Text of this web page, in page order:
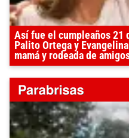
Así fue el cumpleaños 21
Palito Ortega y
mamá y rodeada de